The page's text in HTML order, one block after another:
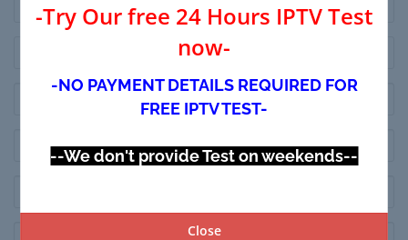
-Try Our free 24 Hours IPTV Test
now-
-NO PAYMENT DETAILS REQUIRED FOR
FREE IPTV TEST-
--We don't provide Test on weekends--
Close